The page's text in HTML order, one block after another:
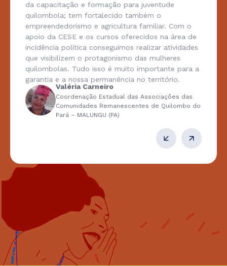
da capacitação e formação para juventude
quilombola; tem fortalecido também o
empreendedorismo e agricultura familiar. Com o
apoio da CESE e os cursos oferecidos na área de
incidência política conseguimos realizar atividades
que visibilizem o protagonismo das mulheres
quilombolas. Tudo isso é muito importante para a
garantia e a nossa permanência no território.
Valéria Carneiro
Coordenação Estadual das Associações das
Comunidades Remanescentes de Quilombo do
Pará – MALUNGU (PA)